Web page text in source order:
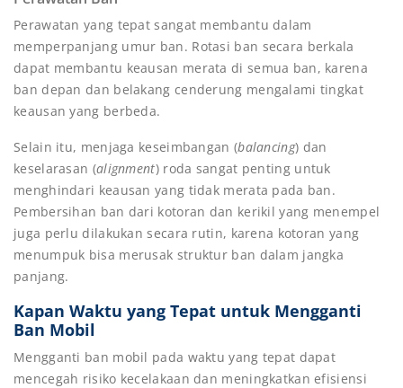
Perawatan yang tepat sangat membantu dalam
memperpanjang umur ban. Rotasi ban secara berkala
dapat membantu keausan merata di semua ban, karena
ban depan dan belakang cenderung mengalami tingkat
keausan yang berbeda.
Selain itu, menjaga keseimbangan (balancing) dan
keselarasan (alignment) roda sangat penting untuk
menghindari keausan yang tidak merata pada ban.
Pembersihan ban dari kotoran dan kerikil yang menempel
juga perlu dilakukan secara rutin, karena kotoran yang
menumpuk bisa merusak struktur ban dalam jangka
panjang.
Kapan Waktu yang Tepat untuk Mengganti
Ban Mobil
Mengganti ban mobil pada waktu yang tepat dapat
mencegah risiko kecelakaan dan meningkatkan efisiensi